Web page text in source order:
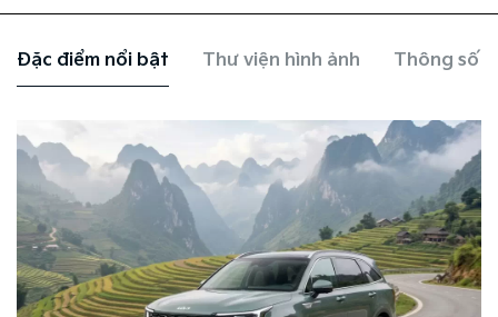
Đặc điểm nổi bật Thư viện hình ảnh Thông số